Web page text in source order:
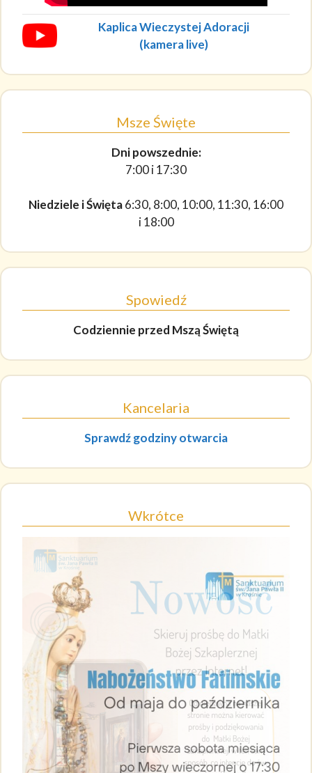
Kaplica Wieczystej Adoracji
(kamera live)
Msze Święte
Dni powszednie:
7:00 i 17:30
Niedziele i Święta6:30, 8:00, 10:00, 11:30, 16:00
i 18:00
Spowiedź
Codziennie przed Mszą Świętą
Kancelaria
Sprawdź godziny otwarcia
Wkrótce